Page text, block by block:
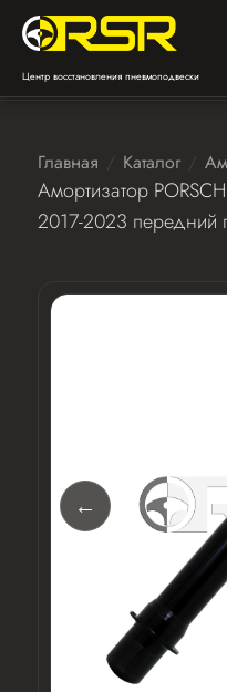
Центр восстановления пневмоподвески
Главная Каталог
Амортизатор
2017-2023 передний